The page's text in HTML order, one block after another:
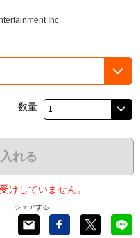
Inc.
数量
れる
けしていません。
シェアする